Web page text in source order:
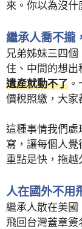
來。你以為沒什
繼承人喬不攏
兄弟姊妹三四
住、中間的想出
遺產就動不了
價稅照繳，大家
這種事情我們處
寫，讓每個人覺
重點是快，拖越
人在國外不用
繼承人散在美國
飛回台灣蓋章簽